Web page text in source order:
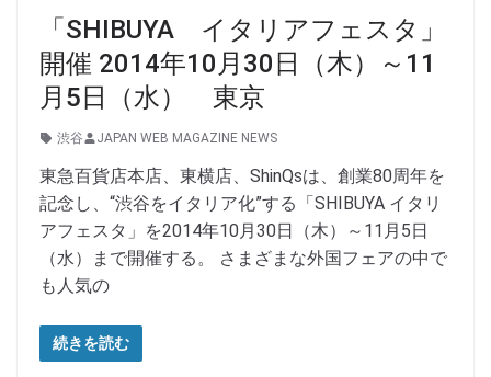
「SHIBUYA イタリアフェスタ」
開催 2014年10月30日（木）～11
月5日（水） 東京
渋谷 JAPAN WEB MAGAZINE NEWS
東急百貨店本店、東横店、ShinQsは、創業80周年を
記念し、“渋谷をイタリア化”する「SHIBUYA イタリ
アフェスタ」を2014年10月30日（木）～11月5日
（水）まで開催する。 さまざまな外国フェアの中で
も人気の
続きを読む